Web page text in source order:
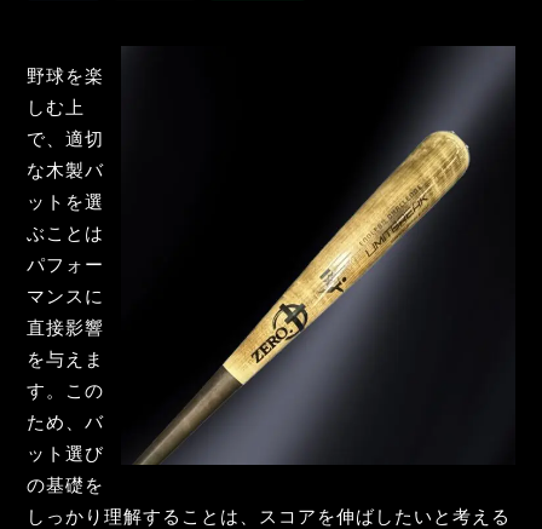
野球を楽
しむ上
で、適切
な木製バ
ットを選
ぶことは
パフォー
マンスに
直接影響
を与えま
す。この
ため、バ
ット選び
の基礎を
しっかり理解することは、スコアを伸ばしたいと考える